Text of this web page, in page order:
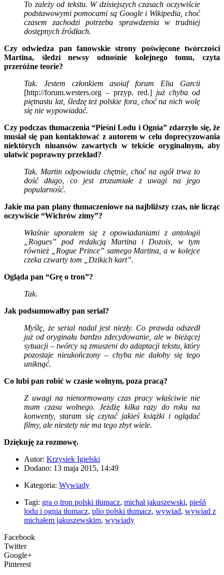
To zależy od tekstu. W dzisiejszych czasach oczywiście
podstawowymi pomocami są Google i Wikipedia, choć
czasem zachodzi potrzeba sprawdzenia w trudniej
dostępnych źródłach.
Czy odwiedza pan fanowskie strony poświęcone twórczości
Martina, śledzi newsy odnośnie kolejnego tomu, czyta
przeróżne teorie?
Tak. Jestem członkiem asoiaf forum Elia Garcii
[http://forum.westers.org – przyp. red.] już chyba od
piętnastu lat, śledzę też polskie fora, choć na nich wolę
się nie wypowiadać.
Czy podczas tłumaczenia “Pieśni Lodu i Ognia” zdarzyło się, że
musiał się pan kontaktować z autorem w celu doprecyzowania
niektórych niuansów zawartych w tekście oryginalnym, aby
ułatwić poprawny przekład?
Tak. Martin odpowiada chętnie, choć na ogół trwa to
dość długo, co jest zrozumiałe z uwagi na jego
popularność.
Jakie ma pan plany tłumaczeniowe na najbliższy czas, nie licząc
oczywiście “Wichrów zimy”?
Właśnie uporałem się z opowiadaniami z antologii
„Rogues” pod redakcją Martina i Dozois, w tym
również „Rogue Prince” samego Martina, a w kolejce
czeka czwarty tom „Dzikich kart”.
Ogląda pan “Grę o tron”?
Tak.
Jak podsumowałby pan serial?
Myślę, że serial nadal jest niezły. Co prawda odszedł
już od oryginału bardzo zdecydowanie, ale w bieżącej
sytuacji – twórcy są zmuszeni do adaptacji tekstu, który
pozostaje nieukończony – chyba nie dałoby się tego
uniknąć.
Co lubi pan robić w czasie wolnym, poza pracą?
Z uwagi na nienormowany czas pracy właściwie nie
mam czasu wolnego. Jeżdżę kilka razy do roku na
konwenty, staram się czytać jakieś książki i oglądać
filmy, ale niestety nie ma tego zbyt wiele.
Dziękuję za rozmowę.
Autor: Krzysiek Igielski
Dodano: 13 maja 2015, 14:49
Kategoria: Wywiady
Tagi: gra o tron polski tłumacz, michał jakuszewski, pieśń
lodu i ognia tłumacz, plio polski tłumacz, wywiad, wywiad z
michałem jakuszewskim, wywiady
Facebook
Twitter
Google+
Pinterest